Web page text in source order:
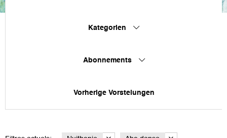
Kategorien
Abonnements
Vorherige Vorstelungen